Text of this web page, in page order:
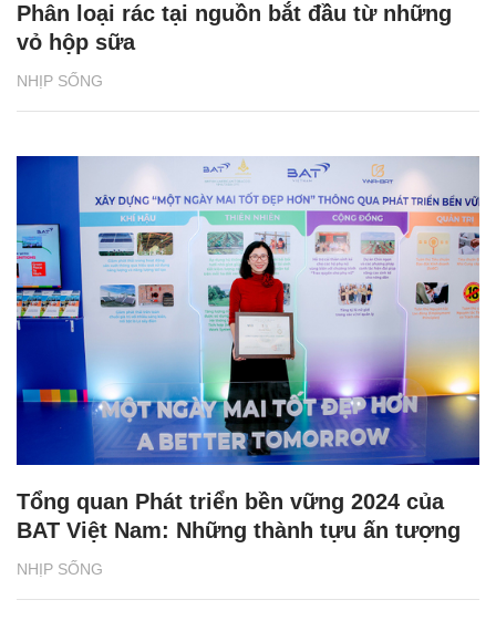
NHỊP SỐNG
Phân loại rác tại nguồn bắt đầu từ những
vỏ hộp sữa
NHỊP SỐNG
Tổng quan Phát triển bền vững 2024 của
BAT Việt Nam: Những thành tựu ấn tượng